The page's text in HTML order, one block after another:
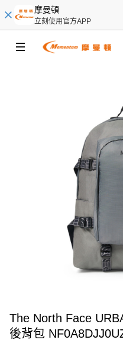
摩曼頓
立刻使用官方APP
The North Face
後背包